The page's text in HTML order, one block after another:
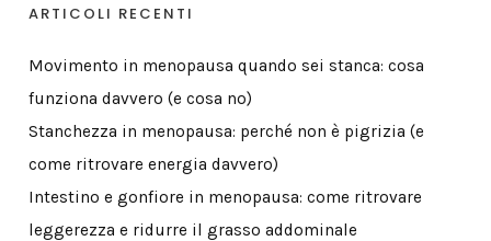
ARTICOLI RECENTI
Movimento in menopausa quando sei stanca: cosa
funziona davvero (e cosa no)
Stanchezza in menopausa: perché non è pigrizia (e
come ritrovare energia davvero)
Intestino e gonfiore in menopausa: come ritrovare
leggerezza e ridurre il grasso addominale